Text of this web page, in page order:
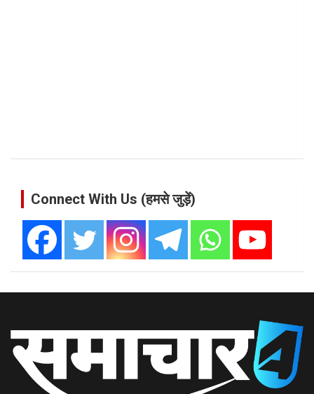
Connect With Us (हमसे जुड़ें)